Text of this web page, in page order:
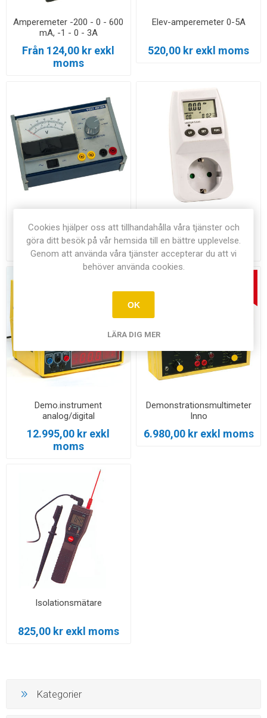
Amperemeter -200 - 0 - 600
mA, -1 - 0 - 3A
Från 124,00 kr exkl
moms
Elev-amperemeter 0-5A
520,00 kr exkl moms
520,00 kr exkl moms 210,00 kr exkl moms
Demo.instrument
analog/digital
12.995,00 kr exkl
moms
Demonstrationsmultimeter
Inno
6.980,00 kr exkl moms
Isolationsmätare
825,00 kr exkl moms
Kategorier
Cookies hjälper oss att tillhandahålla våra tjänster och
göra ditt besök på vår hemsida till en bättre upplevelse.
Genom att använda våra tjänster accepterar du att vi
behöver använda cookies.
OK
LÄRA DIG MER